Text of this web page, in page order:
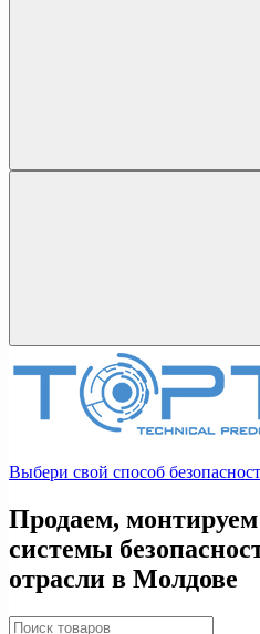
Выбери свой способ
Продаем,
системы
отрасли в Молдове